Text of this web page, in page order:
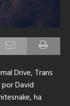
Drive, Trans
David
, ha